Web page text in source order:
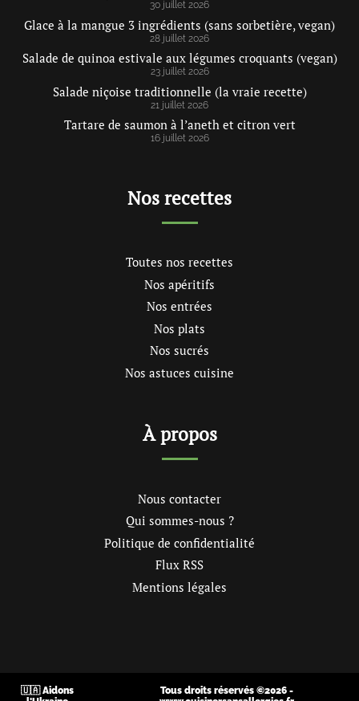
30 juillet 2026
Glace à la mangue 3 ingrédients (sans sorbetière, vegan)
28 juillet 2026
Salade de quinoa estivale aux légumes croquants (vegan)
23 juillet 2026
Salade niçoise traditionnelle (la vraie recette)
21 juillet 2026
Tartare de saumon à l’aneth et citron vert
16 juillet 2026
Nos recettes
Toutes nos recettes
Nos apéritifs
Nos entrées
Nos plats
Nos sucrés
Nos astuces cuisine
À propos
Nous contacter
Qui sommes-nous ?
Politique de confidentialité
Flux RSS
Mentions légales
🇺🇦 Aidons
Tous droits réservés ©2026 -